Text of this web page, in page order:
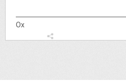
Ох